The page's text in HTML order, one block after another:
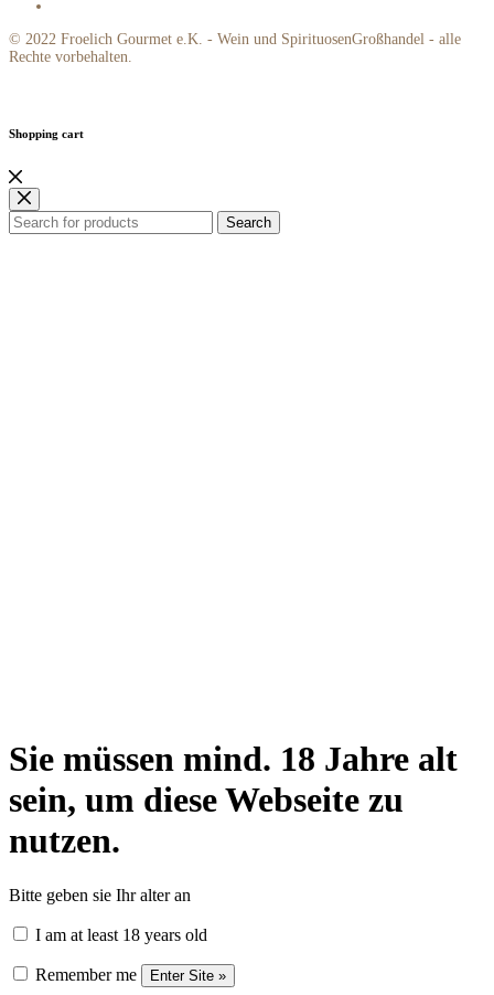
© 2022 Froelich Gourmet e.K. - Wein und SpirituosenGroßhandel - alle
Rechte vorbehalten.
Shopping cart
Search
Sie müssen mind. 18 Jahre alt
sein, um diese Webseite zu
nutzen.
Bitte geben sie Ihr alter an
I am at least 18 years old
Remember me